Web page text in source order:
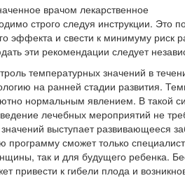
врачом лекарственное
строго следуя инструкции. Это
эффекта и свести к минимуму риск
эти рекомендации следует
температурных значений в
на ранней стадии развития.
нормальным явлением. В такой
лечебных мероприятий не
выступает развивающееся
программу сможет только
так и для будущего ребенка.
привести к гибели плода и